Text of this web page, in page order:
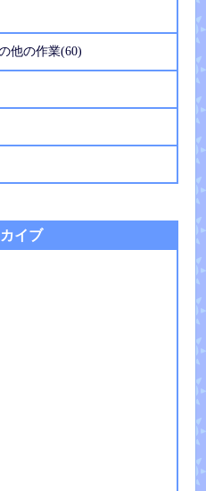
他の作業(60)
イブ